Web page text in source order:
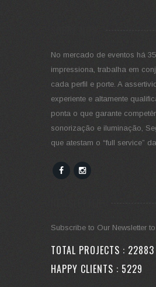
No mercado de eventos há
impressiona, trabalha em
cada perfil e porte. A
experiente e altamente
ponta o que garante
sonorização e iluminação,
que atestam o “full service”
Subscribe to Our Newsletter
TOTAL PROJECTS : 28062
HAPPY CLIENTS : 6410